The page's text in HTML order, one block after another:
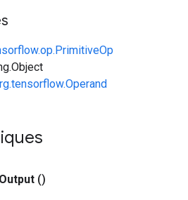
Output ()